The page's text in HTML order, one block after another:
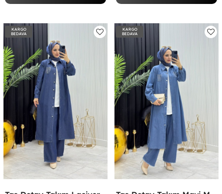
KARGO
BEDAVA
KARGO
BEDAVA